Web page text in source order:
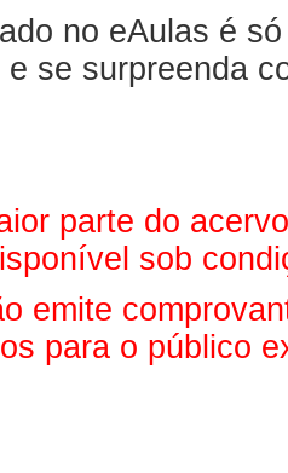
no eAulas é
e se surpreenda
parte do
sob
emite
para o público